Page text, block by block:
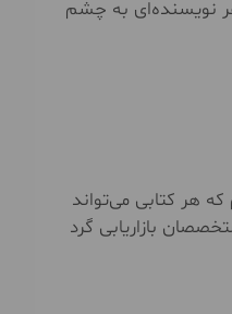
هر نویسنده‌ای به چشم
هر کتابی می‌تواند
بازاریابی گرد